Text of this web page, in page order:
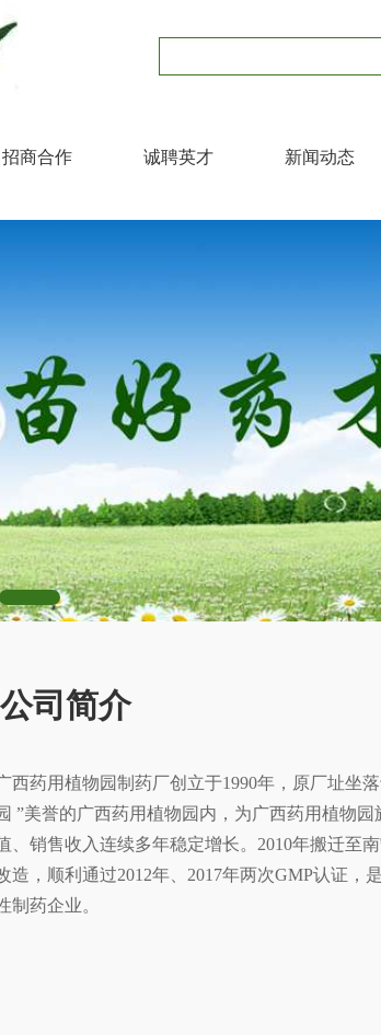
招商合作 诚聘英才 新闻动态
公司简介
西药用植物园制药厂创立于1990年，原厂址坐
”美誉的广西药用植物园内，为广西药用植物
、销售收入连续多年稳定增长。2010年搬迁至
造，顺利通过2012年、2017年两次GMP认证，
制药企业。